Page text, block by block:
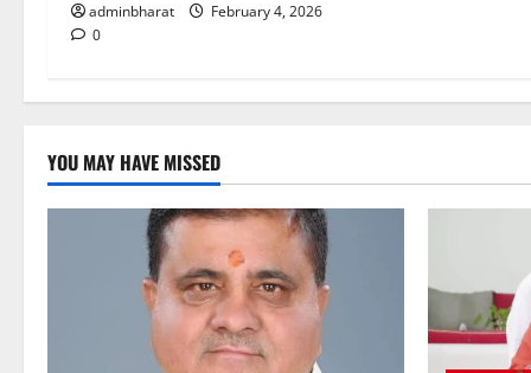
adminbharat
February 4, 2026
0
YOU MAY HAVE MISSED